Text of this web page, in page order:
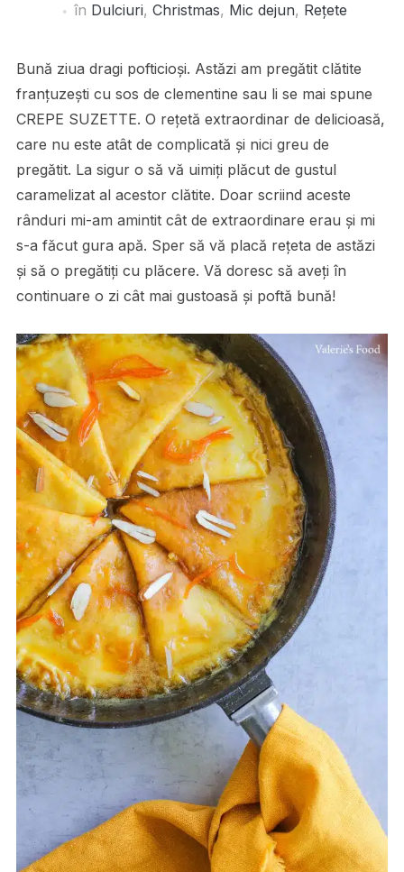
în Dulciuri, Christmas, Mic dejun, Rețete
Bună ziua dragi pofticioși. Astăzi am pregătit clătite
franțuzești cu sos de clementine sau li se mai spune
CREPE SUZETTE. O rețetă extraordinar de delicioasă,
care nu este atât de complicată și nici greu de
pregătit. La sigur o să vă uimiți plăcut de gustul
caramelizat al acestor clătite. Doar scriind aceste
rânduri mi-am amintit cât de extraordinare erau și mi
s-a făcut gura apă. Sper să vă placă rețeta de astăzi
și să o pregătiți cu plăcere. Vă doresc să aveți în
continuare o zi cât mai gustoasă și poftă bună!